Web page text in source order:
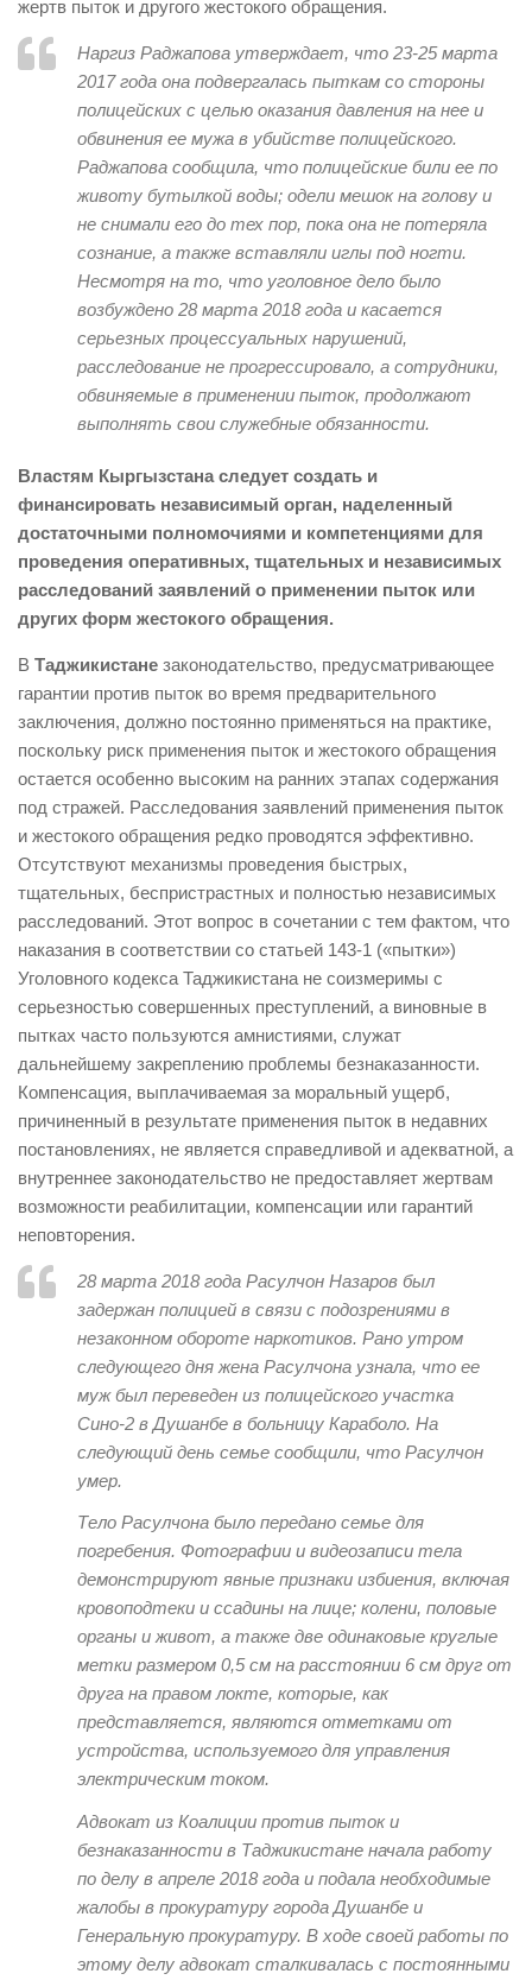
жертв пыток и другого жестокого обращения.
Наргиз Раджапова утверждает, что 23-25 марта
2017 года она подвергалась пыткам со стороны
полицейских с целью оказания давления на нее и
обвинения ее мужа в убийстве полицейского.
Раджапова сообщила, что полицейские били ее по
животу бутылкой воды; одели мешок на голову и
не снимали его до тех пор, пока она не потеряла
сознание, а также вставляли иглы под ногти.
Несмотря на то, что уголовное дело было
возбуждено 28 марта 2018 года и касается
серьезных процессуальных нарушений,
расследование не прогрессировало, а сотрудники,
обвиняемые в применении пыток, продолжают
выполнять свои служебные обязанности.
Властям Кыргызстана следует создать и
финансировать независимый орган, наделенный
достаточными полномочиями и компетенциями для
проведения оперативных, тщательных и независимых
расследований заявлений о применении пыток или
других форм жестокого обращения.
В Таджикистане законодательство, предусматривающее
гарантии против пыток во время предварительного
заключения, должно постоянно применяться на практике,
поскольку риск применения пыток и жестокого обращения
остается особенно высоким на ранних этапах содержания
под стражей. Расследования заявлений применения пыток
и жестокого обращения редко проводятся эффективно.
Отсутствуют механизмы проведения быстрых,
тщательных, беспристрастных и полностью независимых
расследований. Этот вопрос в сочетании с тем фактом, что
наказания в соответствии со статьей 143-1 («пытки»)
Уголовного кодекса Таджикистана не соизмеримы с
серьезностью совершенных преступлений, а виновные в
пытках часто пользуются амнистиями, служат
дальнейшему закреплению проблемы безнаказанности.
Компенсация, выплачиваемая за моральный ущерб,
причиненный в результате применения пыток в недавних
постановлениях, не является справедливой и адекватной, а
внутреннее законодательство не предоставляет жертвам
возможности реабилитации, компенсации или гарантий
неповторения.
28 марта 2018 года Расулчон Назаров был
задержан полицией в связи с подозрениями в
незаконном обороте наркотиков. Рано утром
следующего дня жена Расулчона узнала, что ее
муж был переведен из полицейского участка
Сино-2 в Душанбе в больницу Караболо. На
следующий день семье сообщили, что Расулчон
умер.
Тело Расулчона было передано семье для
погребения. Фотографии и видеозаписи тела
демонстрируют явные признаки избиения, включая
кровоподтеки и ссадины на лице; колени, половые
органы и живот, а также две одинаковые круглые
метки размером 0,5 см на расстоянии 6 см друг от
друга на правом локте, которые, как
представляется, являются отметками от
устройства, используемого для управления
электрическим током.
Адвокат из Коалиции против пыток и
безнаказанности в Таджикистане начала работу
по делу в апреле 2018 года и подала необходимые
жалобы в прокуратуру города Душанбе и
Генеральную прокуратуру. В ходе своей работы по
этому делу адвокат сталкивалась с постоянными